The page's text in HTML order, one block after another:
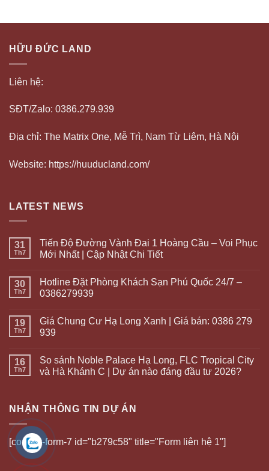
HỮU ĐỨC LAND
Liên hệ:
SĐT/Zalo: 0386.279.939
Địa chỉ: The Matrix One, Mễ Trì, Nam Từ Liêm, Hà Nội
Website: https://huuducland.com/
LATEST NEWS
31
Th7
Tiến Độ Đường Vành Đai 1 Hoàng Cầu – Voi Phục
Mới Nhất | Cập Nhật Chi Tiết
30
Th7
Hotline Đặt Phòng Khách Sạn Phú Quốc 24/7 –
0386279939
19
Th7
Giá Chung Cư Hạ Long Xanh | Giá bán: 0386 279
939
16
Th7
So sánh Noble Palace Hạ Long, FLC Tropical City
và Hà Khánh C | Dự án nào đáng đầu tư 2026?
NHẬN THÔNG TIN DỰ ÁN
[contact-form-7 id="b279c58" title="Form liên hệ 1"]